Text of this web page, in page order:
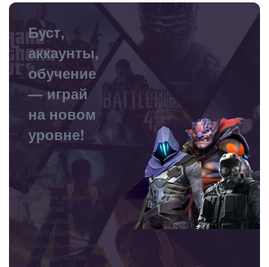
Буст,
аккаунты,
обучение
— играй
на новом
уровне!
Прокачка
рейтинга и
покупка аккаунтов.
Гарантия
результата,
безопасность и
скорость — начни
побеждать уже